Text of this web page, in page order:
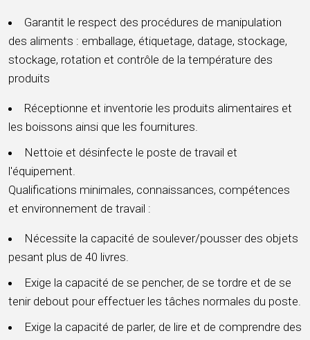
Garantit le respect des procédures de manipulation
des aliments : emballage, étiquetage, datage, stockage,
stockage, rotation et contrôle de la température des
produits
Réceptionne et inventorie les produits alimentaires et
les boissons ainsi que les fournitures.
Nettoie et désinfecte le poste de travail et
l'équipement.
Qualifications minimales, connaissances, compétences
et environnement de travail :
Nécessite la capacité de soulever/pousser des objets
pesant plus de 40 livres.
Exige la capacité de se pencher, de se tordre et de se
tenir debout pour effectuer les tâches normales du poste.
Exige la capacité de parler, de lire et de comprendre des